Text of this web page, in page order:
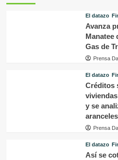
El datazo
Avanza
Manatee
Gas de
Prensa
El datazo
Créditos
y se
aranceles
Prensa
El datazo
Así se